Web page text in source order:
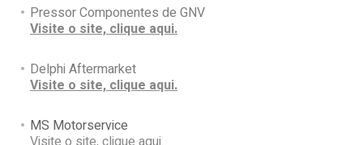
Pressor Componentes de GNV
Visite o site, clique aqui.
Delphi Aftermarket
Visite o site, clique aqui.
MS Motorservice